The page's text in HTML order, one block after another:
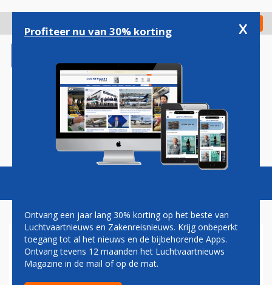
gaan
Check in
Magazine Podcasts Vacatures
AIR FRANCE VANAF MEI NAAR
SAOEDI-ARABIË
Profiteer nu van 30% korting x
Ontvang een jaar lang 30% korting op het beste van
Luchtvaartnieuws en Zakenreisnieuws. Krijg onbeperkt
toegang tot al het nieuws en de bijbehorende Apps.
Ontvang tevens 12 maanden het Luchtvaartnieuws
Magazine in de mail of op de mat.